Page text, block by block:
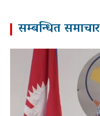
सम्बन्धित समाचार